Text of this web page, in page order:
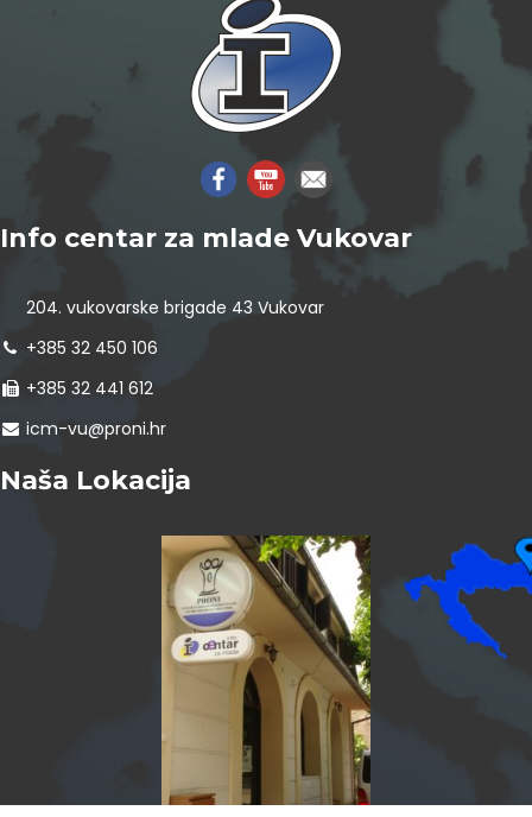
Info centar za mlade Vukovar
204. vukovarske brigade 43 Vukovar
+385 32 450 106
+385 32 441 612
icm-vu@proni.hr
Naša Lokacija